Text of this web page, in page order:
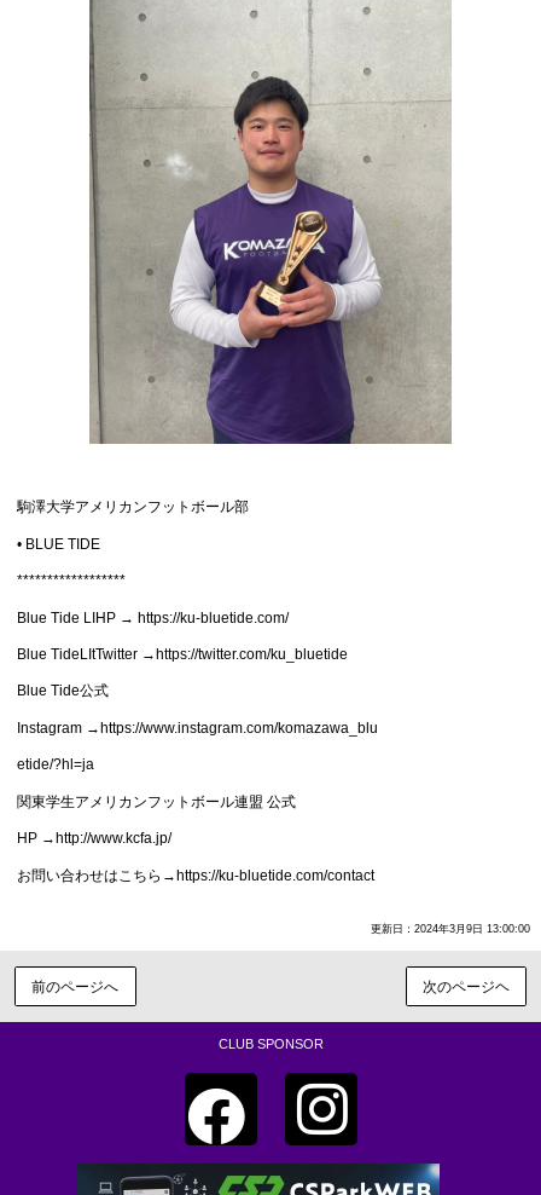
駒澤大学アメリカンフットボール部
• BLUE TIDE
******************
Blue Tide LIHP → https://ku-bluetide.com/
Blue TideLItTwitter →https://twitter.com/ku_bluetide
Blue Tide公式
Instagram →https://www.instagram.com/komazawa_blu
etide/?hl=ja
関東学生アメリカンフットボール連盟 公式
HP →http://www.kcfa.jp/
お問い合わせはこちら→https://ku-bluetide.com/contact
更新日：2024年3月9日 13:00:00
前のページへ 次のページヘ
CLUB SPONSOR